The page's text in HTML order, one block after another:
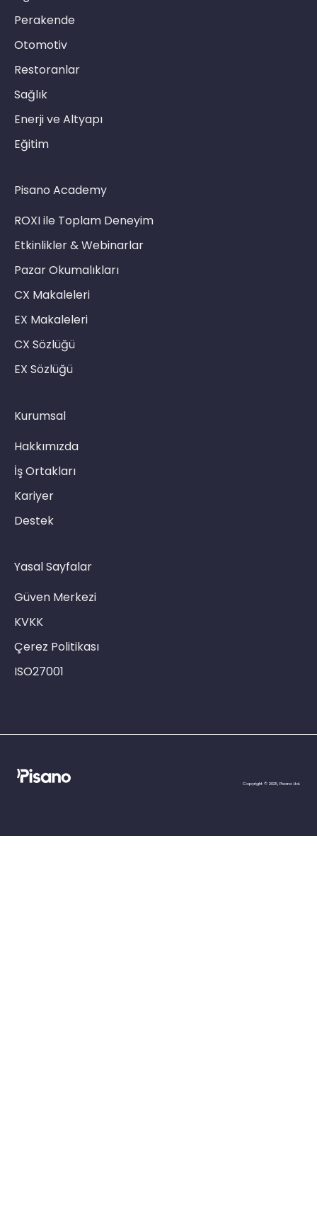
Perakende
Otomotiv
Restoranlar
Sağlık
Enerji ve Altyapı
Eğitim
Pisano Academy
ROXI ile Toplam Deneyim
Etkinlikler & Webinarlar
Pazar Okumalıkları
CX Makaleleri
EX Makaleleri
CX Sözlüğü
EX Sözlüğü
Kurumsal
Hakkımızda
İş Ortakları
Kariyer
Destek
Yasal Sayfalar
Güven Merkezi
KVKK
Çerez Politikası
ISO27001
Copyright © 2025, Pisano Ltd.